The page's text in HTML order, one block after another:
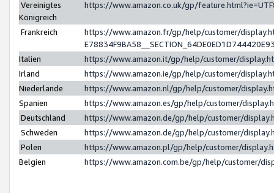
Vereinigtes
Königreich
https://www.amazon.co.uk/gp/
Frankreich
https://www.amazon.fr/gp/help/customer/
Italien
https://www.amazon.it/gp/help/customer/
Irland
https://www.amazon.ie/gp/help/customer/
Niederlande
https://www.amazon.nl/gp/help/customer/
Spanien
https://www.amazon.es/gp/help/customer/
Deutschland
https://www.amazon.de/gp/help/customer/
Schweden
https://www.amazon.de/gp/help/customer/
Polen
https://www.amazon.pl/gp/help/customer/
Belgien
https://www.amazon.com.be/gp/help/customer/